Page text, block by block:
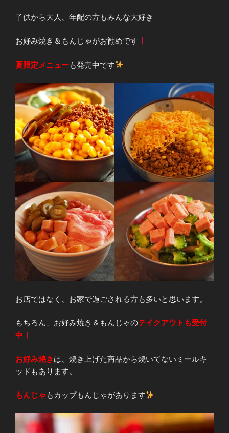
子供から大人、年配の方もみんな大好き
お好み焼き＆もんじゃがお勧めです
夏限定メニューも発売中です
お店ではなく、お家で過ごされる方も多いと思います。
もちろん、お好み焼き＆もんじゃのテイクアウトも受付
中
お好み焼きは、焼き上げた商品から焼いてないミールキ
ッドもあります。
もんじゃ もカップもんじゃがあります